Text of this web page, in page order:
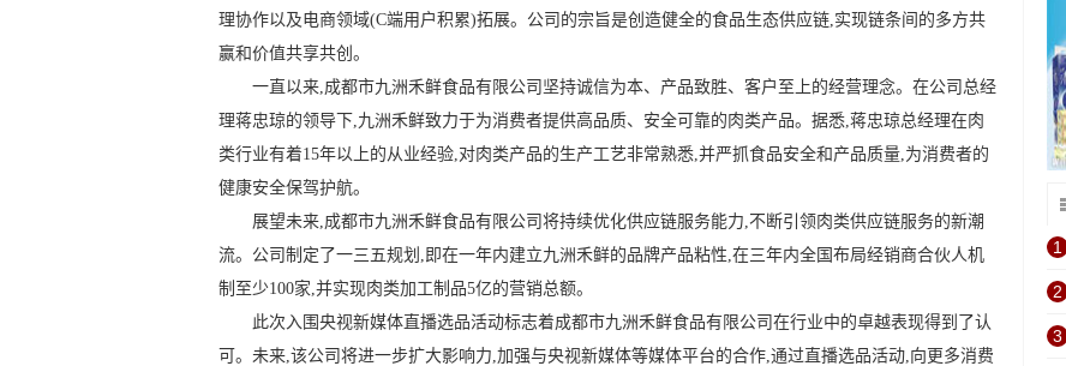
理协作以及电商领域(C端用户积累)拓展。公司的宗旨是创造健全的食品生态供应链,实现链条间的多方共
赢和价值共享共创。
一直以来,成都市九洲禾鲜食品有限公司坚持诚信为本、产品致胜、客户至上的经营理念。在公司总经
理蒋忠琼的领导下,九洲禾鲜致力于为消费者提供高品质、安全可靠的肉类产品。据悉,蒋忠琼总经理在肉
类行业有着15年以上的从业经验,对肉类产品的生产工艺非常熟悉,并严抓食品安全和产品质量,为消费者的
健康安全保驾护航。
展望未来,成都市九洲禾鲜食品有限公司将持续优化供应链服务能力,不断引领肉类供应链服务的新潮
流。公司制定了一三五规划,即在一年内建立九洲禾鲜的品牌产品粘性,在三年内全国布局经销商合伙人机
制至少100家,并实现肉类加工制品5亿的营销总额。
此次入围央视新媒体直播选品活动标志着成都市九洲禾鲜食品有限公司在行业中的卓越表现得到了认
可。未来,该公司将进一步扩大影响力,加强与央视新媒体等媒体平台的合作,通过直播选品活动,向更多消费
1
2
3